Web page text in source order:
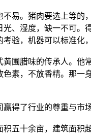
易。猪肉要选上等
、湿度，缺一不可
验，机器可以标准化
圃腊味的传承人。
素，不放香精。那
得了行业的尊重与市
五十余亩，建筑面积